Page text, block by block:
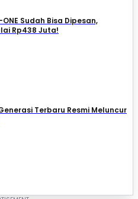
Sudah Bisa Dipesan,
Rp438 Juta!
Terbaru Resmi Meluncur